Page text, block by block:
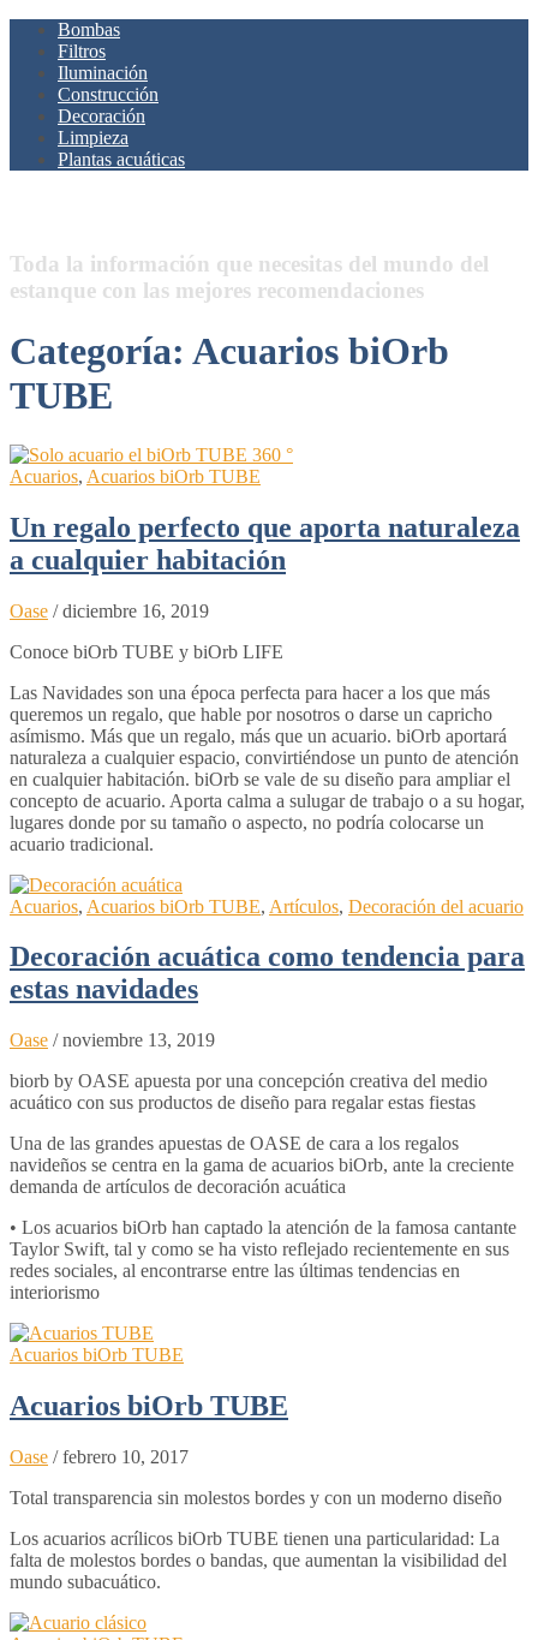
Bombas
Filtros
Iluminación
Construcción
Decoración
Limpieza
Plantas acuáticas
Toda la información que necesitas del mundo del
estanque con las mejores recomendaciones
Categoría: Acuarios biOrb
TUBE
Acuarios, Acuarios biOrb TUBE
Un regalo perfecto que aporta naturaleza
a cualquier habitación
Oase /diciembre 16, 2019
Conoce biOrb TUBE y biOrb LIFE
Las Navidades son una época perfecta para hacer a los que más
queremos un regalo, que hable por nosotros o darse un capricho
asímismo. Más que un regalo, más que un acuario. biOrb aportará
naturaleza a cualquier espacio, convirtiéndose un punto de atención
en cualquier habitación. biOrb se vale de su diseño para ampliar el
concepto de acuario. Aporta calma a sulugar de trabajo o a su hogar,
lugares donde por su tamaño o aspecto, no podría colocarse un
acuario tradicional.
Acuarios, Acuarios biOrb TUBE, Artículos, Decoración del acuario
Decoración acuática como tendencia para
estas navidades
Oase /noviembre 13, 2019
biorb by OASE apuesta por una concepción creativa del medio
acuático con sus productos de diseño para regalar estas fiestas
Una de las grandes apuestas de OASE de cara a los regalos
navideños se centra en la gama de acuarios biOrb, ante la creciente
demanda de artículos de decoración acuática
• Los acuarios biOrb han captado la atención de la famosa cantante
Taylor Swift, tal y como se ha visto reflejado recientemente en sus
redes sociales, al encontrarse entre las últimas tendencias en
interiorismo
Acuarios biOrb TUBE
Acuarios biOrb TUBE
Oase /febrero 10, 2017
Total transparencia sin molestos bordes y con un moderno diseño
Los acuarios acrílicos biOrb TUBE tienen una particularidad: La
falta de molestos bordes o bandas, que aumentan la visibilidad del
mundo subacuático.